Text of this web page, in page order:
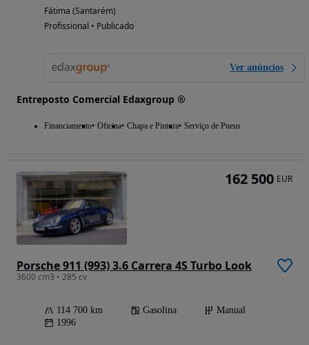
Fátima (Santarém)
Profissional • Publicado
Ver anúncios
Entreposto Comercial Edaxgroup ®
Financiamento Oficina Chapa e Pintura Serviço de Pneus
Porsche 911 (993) 3.6 Carrera 4S Turbo Look
3600 cm3 • 285 cv
114 700 km Gasolina
Manual
1996
162 500 EUR